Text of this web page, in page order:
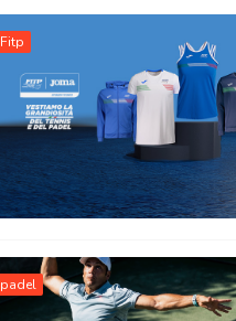
Fitp
padel